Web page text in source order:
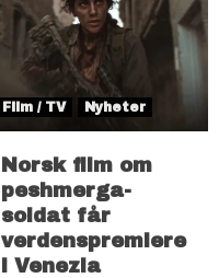
Film / TV Nyheter
Norsk film om
peshmerga-
soldat får
verdenspremiere
i Venezia